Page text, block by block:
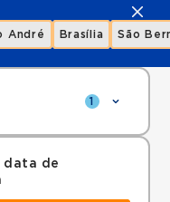
André Brasília São
1
data de